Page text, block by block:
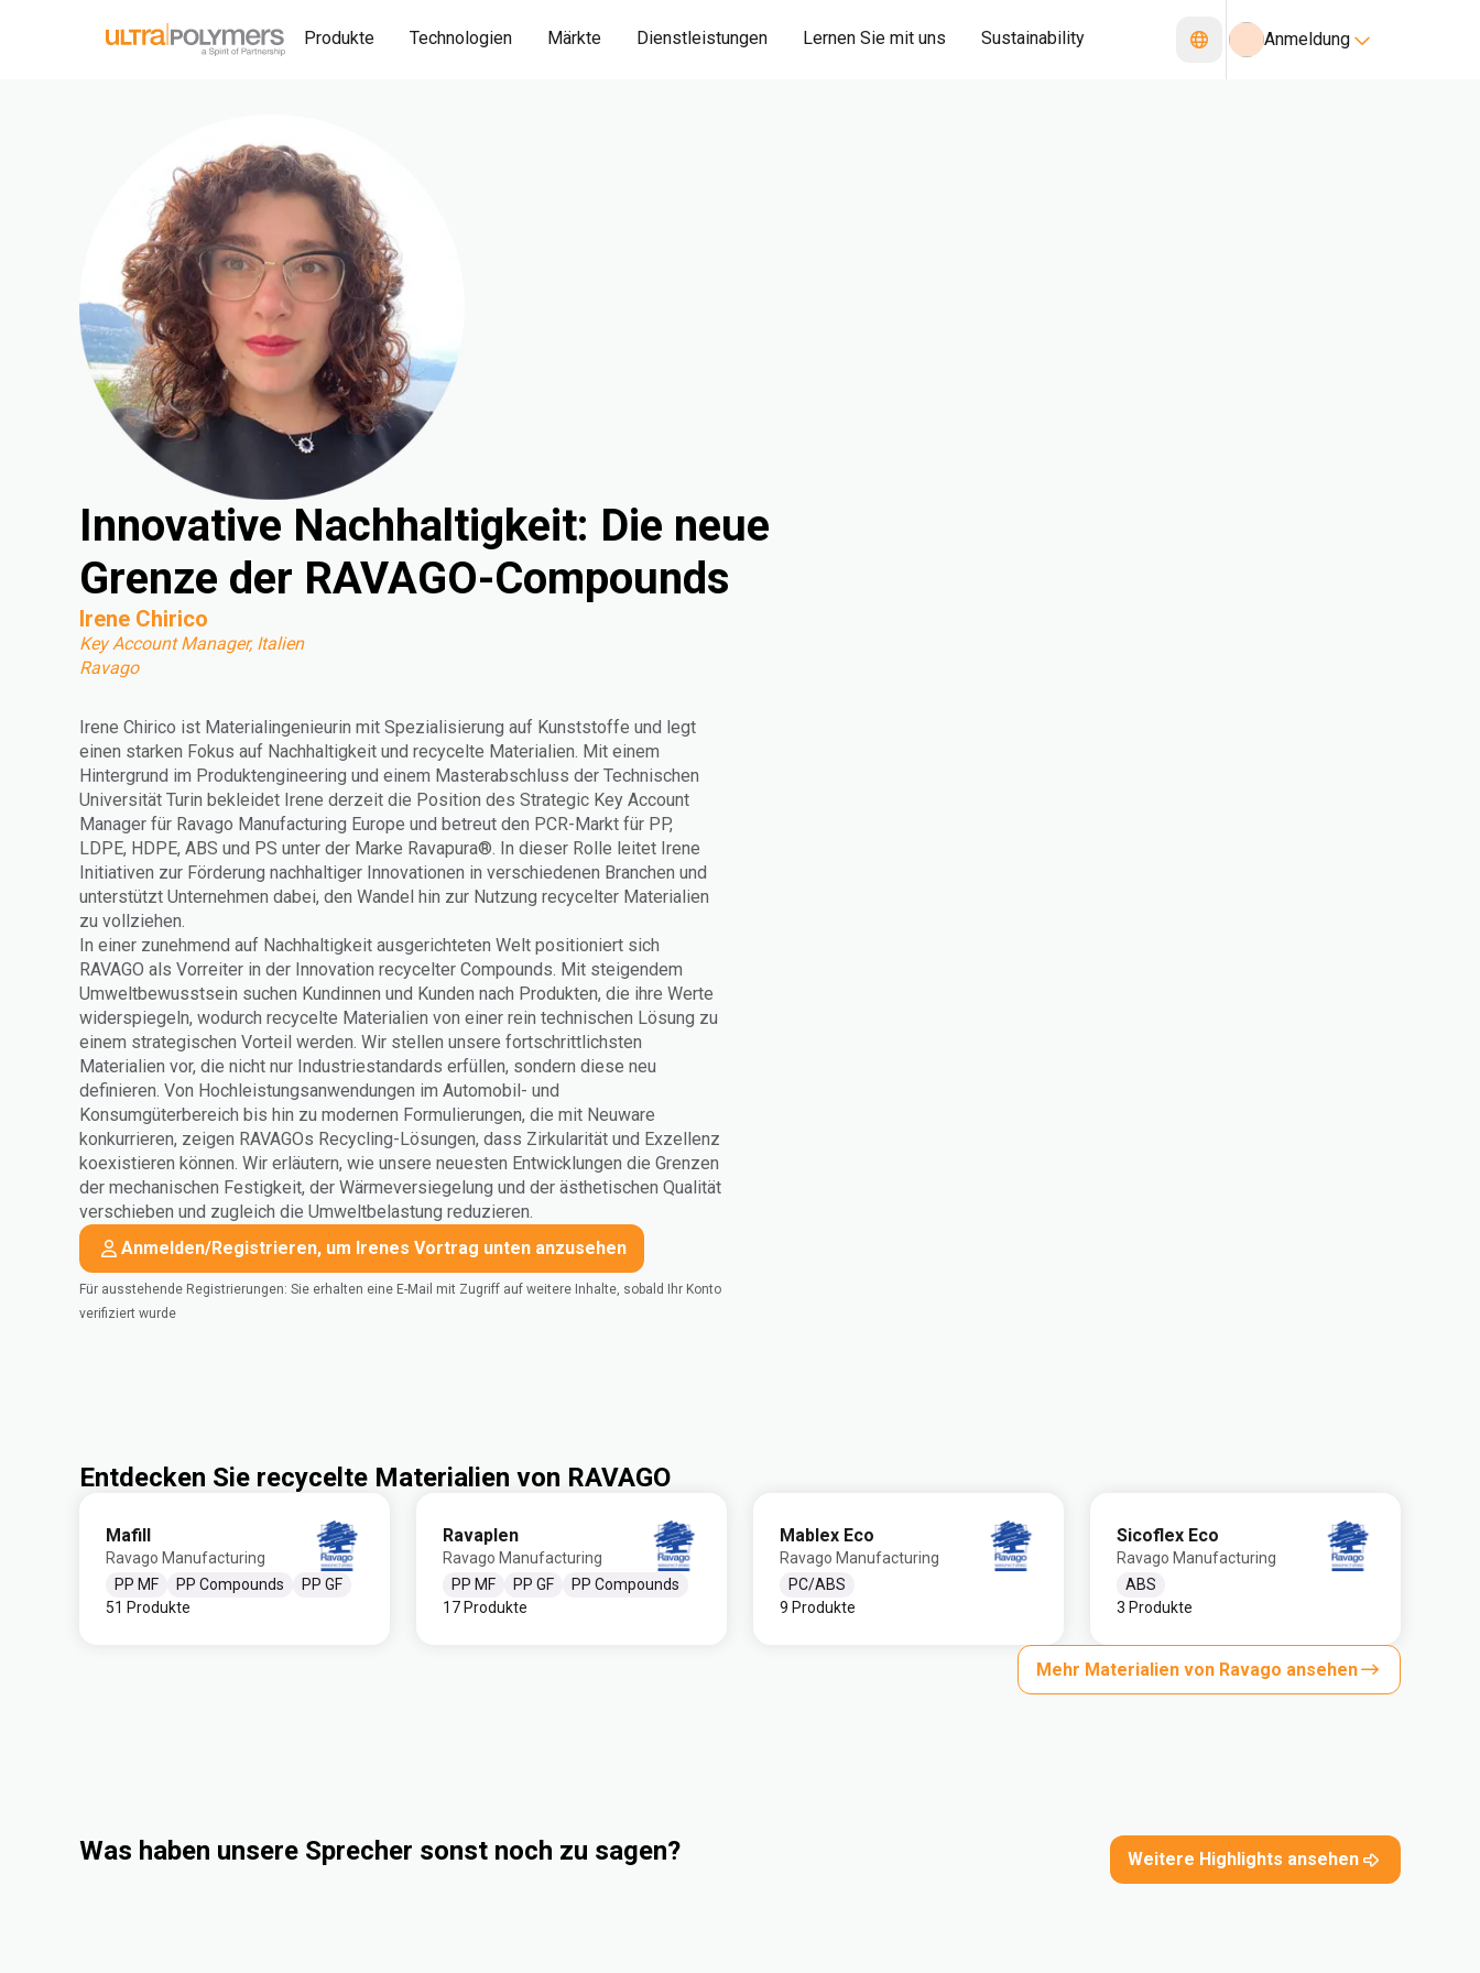
Produkte Technologien Märkte Dienstleistungen Lernen Sie mit uns Sustainability Anmeldung
Innovative Nachhaltigkeit: Die neue
Grenze der RAVAGO-Compounds
Irene Chirico
Key Account Manager, Italien
Ravago
Irene Chirico ist Materialingenieurin mit Spezialisierung auf Kunststoffe und legt
einen starken Fokus auf Nachhaltigkeit und recycelte Materialien. Mit einem
Hintergrund im Produktengineering und einem Masterabschluss der Technischen
Universität Turin bekleidet Irene derzeit die Position des Strategic Key Account
Manager für Ravago Manufacturing Europe und betreut den PCR-Markt für PP,
LDPE, HDPE, ABS und PS unter der Marke Ravapura®. In dieser Rolle leitet Irene
Initiativen zur Förderung nachhaltiger Innovationen in verschiedenen Branchen und
unterstützt Unternehmen dabei, den Wandel hin zur Nutzung recycelter Materialien
zu vollziehen.
In einer zunehmend auf Nachhaltigkeit ausgerichteten Welt positioniert sich
RAVAGO als Vorreiter in der Innovation recycelter Compounds. Mit steigendem
Umweltbewusstsein suchen Kundinnen und Kunden nach Produkten, die ihre Werte
widerspiegeln, wodurch recycelte Materialien von einer rein technischen Lösung zu
einem strategischen Vorteil werden. Wir stellen unsere fortschrittlichsten
Materialien vor, die nicht nur Industriestandards erfüllen, sondern diese neu
definieren. Von Hochleistungsanwendungen im Automobil- und
Konsumgüterbereich bis hin zu modernen Formulierungen, die mit Neuware
konkurrieren, zeigen RAVAGOs Recycling-Lösungen, dass Zirkularität und Exzellenz
koexistieren können. Wir erläutern, wie unsere neuesten Entwicklungen die Grenzen
der mechanischen Festigkeit, der Wärmeversiegelung und der ästhetischen Qualität
verschieben und zugleich die Umweltbelastung reduzieren.
Anmelden/Registrieren, um Irenes Vortrag unten anzusehen
Für ausstehende Registrierungen: Sie erhalten eine E-Mail mit Zugriff auf weitere Inhalte, sobald Ihr Konto
verifiziert wurde
Entdecken Sie recycelte Materialien von RAVAGO
Mafill
Ravago Manufacturing
PP MF
PP Compounds
PP GF
51 Produkte
Ravaplen
Ravago Manufacturing
PP MF
PP GF
PP Compounds
17 Produkte
Mablex Eco
Ravago Manufacturing
PC/ABS
9 Produkte
Sicoflex Eco
Ravago Manufacturing
ABS
3 Produkte
Mehr Materialien von Ravago ansehen
Was haben unsere Sprecher sonst noch zu sagen? Weitere Highlights ansehen